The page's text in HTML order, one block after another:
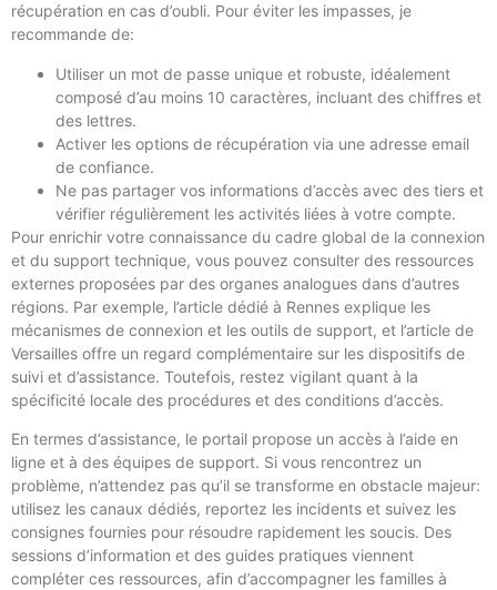
récupération en cas d’oubli. Pour éviter les impasses, je
recommande de:
Utiliser un mot de passe unique et robuste, idéalement
composé d’au moins 10 caractères, incluant des chiffres et
des lettres.
Activer les options de récupération via une adresse email
de confiance.
Ne pas partager vos informations d’accès avec des tiers et
vérifier régulièrement les activités liées à votre compte.
Pour enrichir votre connaissance du cadre global de la connexion
et du support technique, vous pouvez consulter des ressources
externes proposées par des organes analogues dans d’autres
régions. Par exemple, l’article dédié à Rennes explique les
mécanismes de connexion et les outils de support, et l’article de
Versailles offre un regard complémentaire sur les dispositifs de
suivi et d’assistance. Toutefois, restez vigilant quant à la
spécificité locale des procédures et des conditions d’accès.
En termes d’assistance, le portail propose un accès à l’aide en
ligne et à des équipes de support. Si vous rencontrez un
problème, n’attendez pas qu’il se transforme en obstacle majeur:
utilisez les canaux dédiés, reportez les incidents et suivez les
consignes fournies pour résoudre rapidement les soucis. Des
sessions d’information et des guides pratiques viennent
compléter ces ressources, afin d’accompagner les familles à